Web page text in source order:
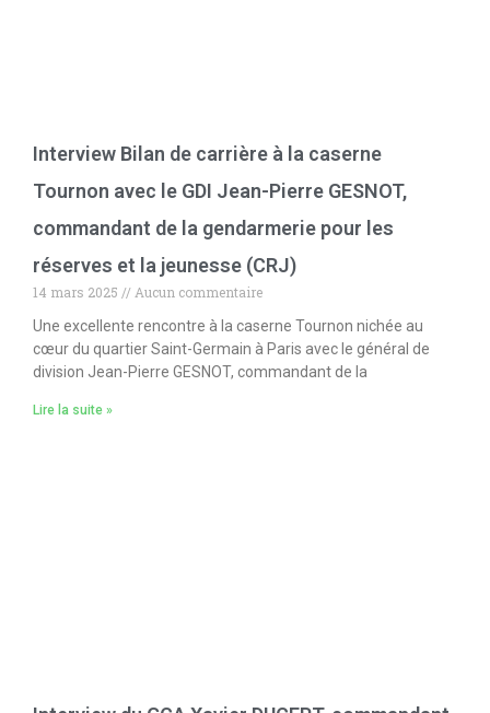
Interview Bilan de carrière à la caserne
Tournon avec le GDI Jean-Pierre GESNOT,
commandant de la gendarmerie pour les
réserves et la jeunesse (CRJ)
14 mars 2025
Aucun commentaire
Une excellente rencontre à la caserne Tournon nichée au
cœur du quartier Saint-Germain à Paris avec le général de
division Jean-Pierre GESNOT, commandant de la
Lire la suite »